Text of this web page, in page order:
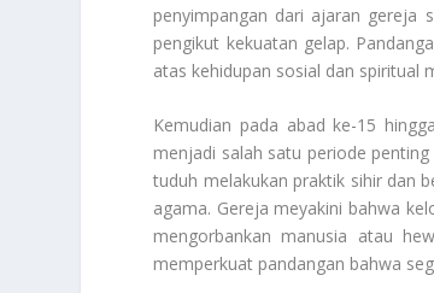
penyimpangan dari ajaran gereja
pengikut kekuatan gelap.
atas kehidupan sosial dan spiritual
Kemudian pada abad ke-15
menjadi salah satu periode
tuduh melakukan praktik sihir dan
agama. Gereja meyakini bahwa
mengorbankan manusia atau
memperkuat pandangan bahwa